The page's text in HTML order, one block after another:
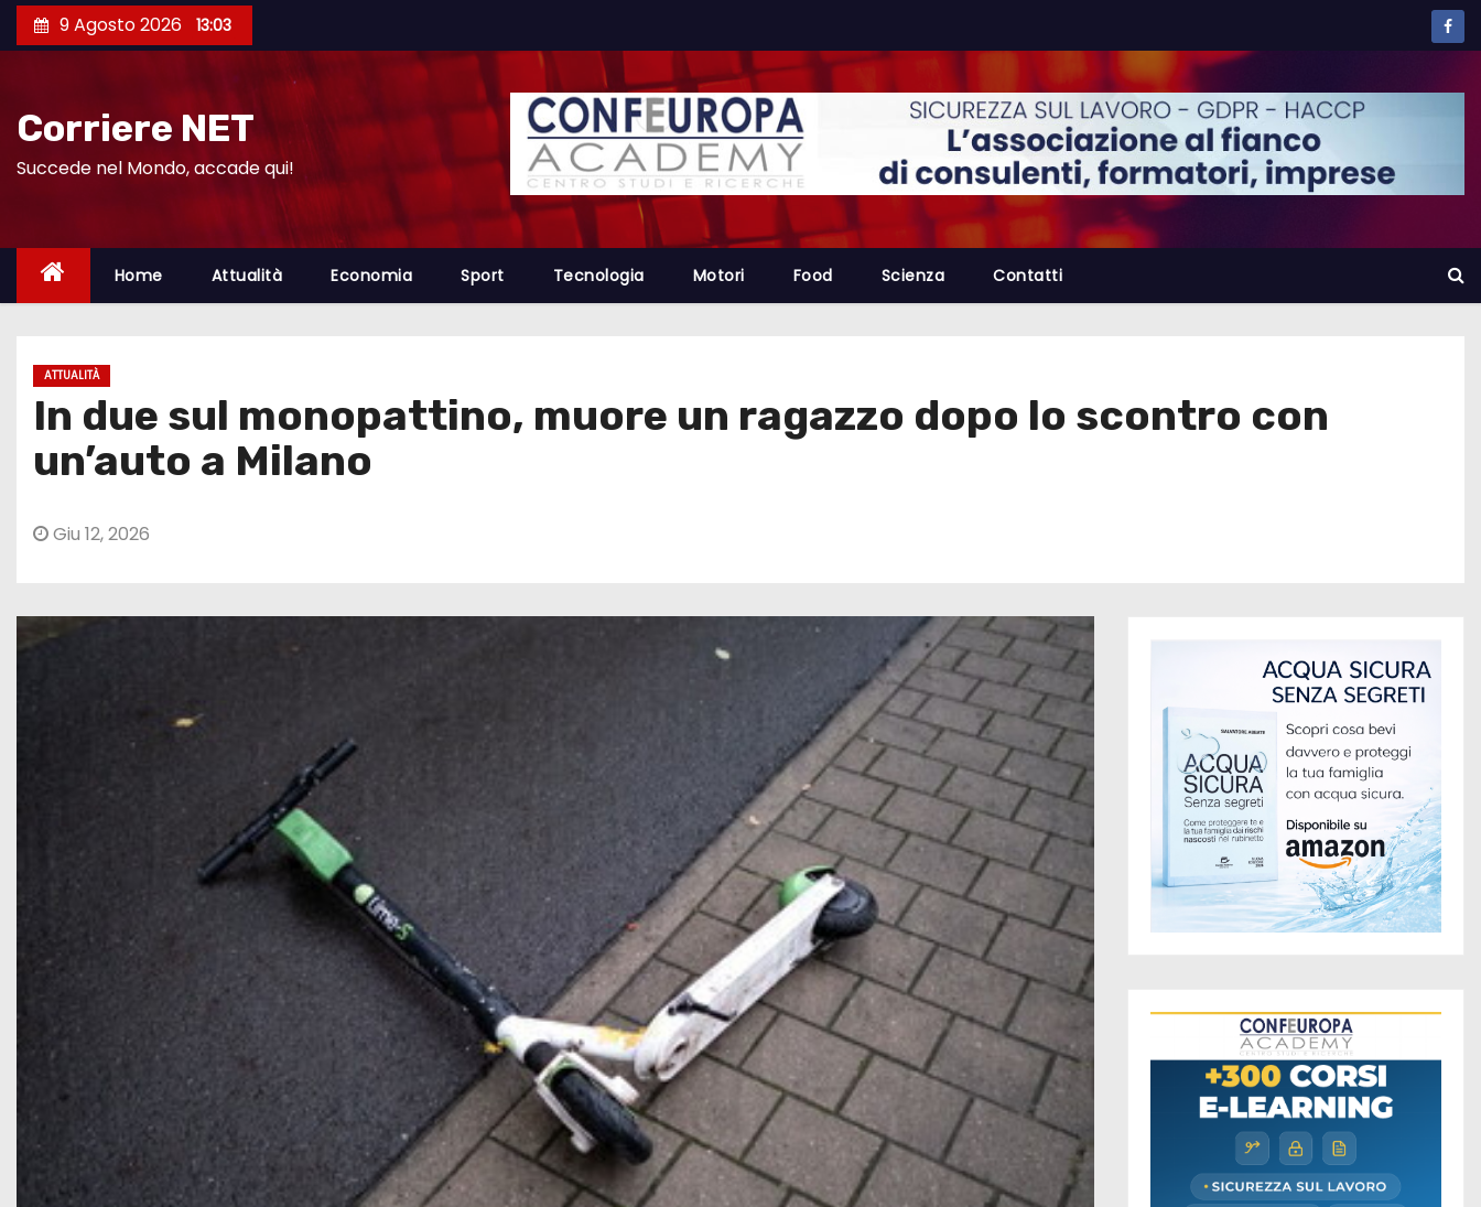
a
9 Agosto 2026 13:03
Corriere NET
Succede nel Mondo, accade qui!
Home Attualità Economia Sport Tecnologia Motori Food Scienza Contatti
ATTUALITÀ
In due sul monopattino, muore un ragazzo dopo lo scontro con
un’auto a Milano
Giu 12, 2026